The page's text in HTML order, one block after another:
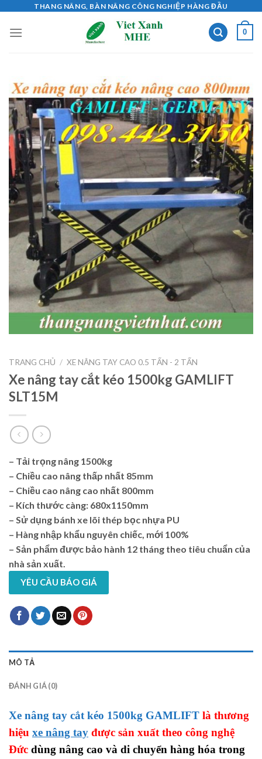
content
THANG NÂNG, BÀN NÂNG CÔNG NGHIỆP HÀNG ĐẦU
0
TRANG CHỦ / XE NÂNG TAY CAO 0.5 TẤN - 2 TẤN
Xe nâng tay cắt kéo 1500kg GAMLIFT
SLT15M
– Tải trọng nâng 1500kg
– Chiều cao nâng thấp nhất 85mm
– Chiều cao nâng cao nhất 800mm
– Kích thước càng: 680x1150mm
– Sử dụng bánh xe lõi thép bọc nhựa PU
– Hàng nhập khẩu nguyên chiếc, mới 100%
– Sản phẩm được bảo hành 12 tháng theo tiêu chuẩn của
nhà sản xuất.
YÊU CẦU BÁO GIÁ
MÔ TẢ
ĐÁNH GIÁ (0)
Xe nâng tay cắt kéo 1500kg GAMLIFT là thương
hiệu xe nâng tay được sản xuất theo công nghệ
Đức dùng nâng cao và di chuyển hàng hóa trong